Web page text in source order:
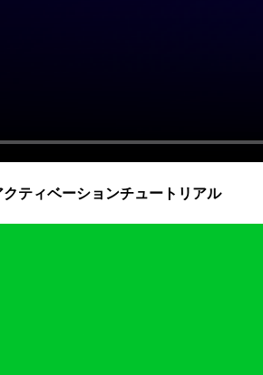
ティベーションチュートリアル